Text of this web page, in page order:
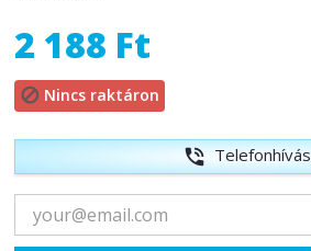
2 188 Ft
 Nincs raktáron
phone_in_talk Telefonhívás